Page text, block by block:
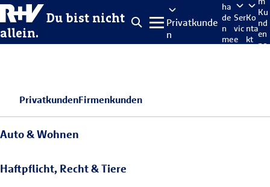
Du bist nicht
allein.
Privatkunde
n
ha
de
n
me
Ser
vic
e
Ko
nta
kt
Ku
nd
en
po
PrivatkundenFirmenkunden
Auto & Wohnen
Haftpflicht, Recht & Tiere